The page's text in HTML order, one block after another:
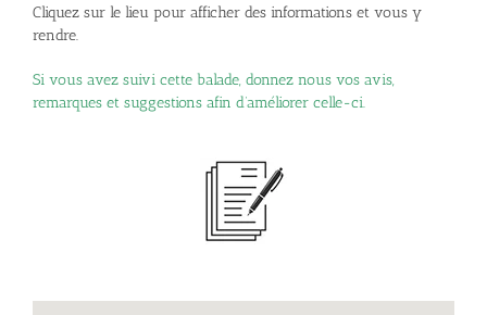
Cliquez sur le lieu pour afficher des informations et vous y
rendre.
Si vous avez suivi cette balade, donnez nous vos avis,
remarques et suggestions afin d’améliorer celle-ci.